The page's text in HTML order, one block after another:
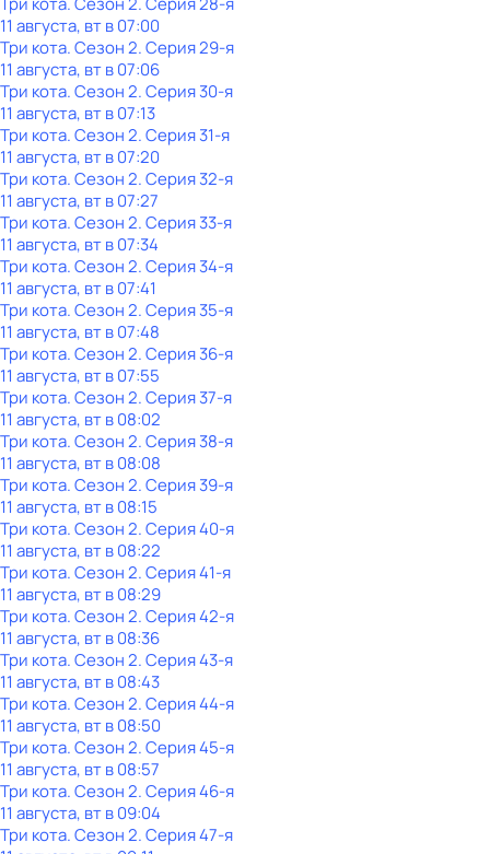
11 августа, вт в 07:00
Три кота. Сезон 2. Серия 29-я
11 августа, вт в 07:06
Три кота. Сезон 2. Серия 30-я
11 августа, вт в 07:13
Три кота. Сезон 2. Серия 31-я
11 августа, вт в 07:20
Три кота. Сезон 2. Серия 32-я
11 августа, вт в 07:27
Три кота. Сезон 2. Серия 33-я
11 августа, вт в 07:34
Три кота. Сезон 2. Серия 34-я
11 августа, вт в 07:41
Три кота. Сезон 2. Серия 35-я
11 августа, вт в 07:48
Три кота. Сезон 2. Серия 36-я
11 августа, вт в 07:55
Три кота. Сезон 2. Серия 37-я
11 августа, вт в 08:02
Три кота. Сезон 2. Серия 38-я
11 августа, вт в 08:08
Три кота. Сезон 2. Серия 39-я
11 августа, вт в 08:15
Три кота. Сезон 2. Серия 40-я
11 августа, вт в 08:22
Три кота. Сезон 2. Серия 41-я
11 августа, вт в 08:29
Три кота. Сезон 2. Серия 42-я
11 августа, вт в 08:36
Три кота. Сезон 2. Серия 43-я
11 августа, вт в 08:43
Три кота. Сезон 2. Серия 44-я
11 августа, вт в 08:50
Три кота. Сезон 2. Серия 45-я
11 августа, вт в 08:57
Три кота. Сезон 2. Серия 46-я
11 августа, вт в 09:04
Три кота. Сезон 2. Серия 47-я